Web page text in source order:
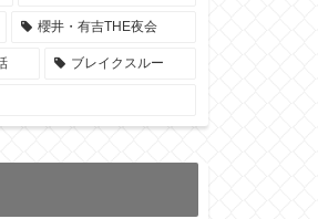
櫻井・有吉THE夜会
ブレイクスルー